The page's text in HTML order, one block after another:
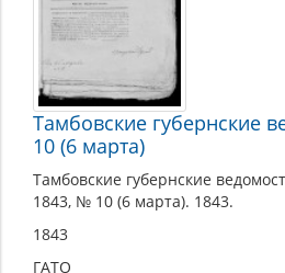
Тамбовские губернские
10 (6 марта)
Тамбовские губернские
1843, № 10 (6 марта). 1843.
1843
ГАТО